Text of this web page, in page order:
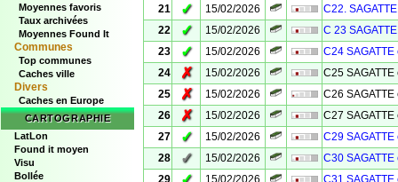
Moyennes favoris
Taux archivées
Moyennes Found It
Communes
Top communes
Caches ville
Divers
Caches en Europe
CARTOGRAPHIE
LatLon
Found it moyen
Visu
Bollée
21
✓ 15/02/2026
C22.
22
✓ 15/02/2026
C 23
23
✓ 15/02/2026
C24 SAGATTE
24
✗ 15/02/2026
C25 SAGATTE
25
✗ 15/02/2026
C26 SAGATTE
26
✗ 15/02/2026
C27 SAGATTE
27
✓ 15/02/2026
C29 SAGATTE
28
✓ 15/02/2026
C30 SAGATTE
29
15/02/2026
C31 SAGATTE